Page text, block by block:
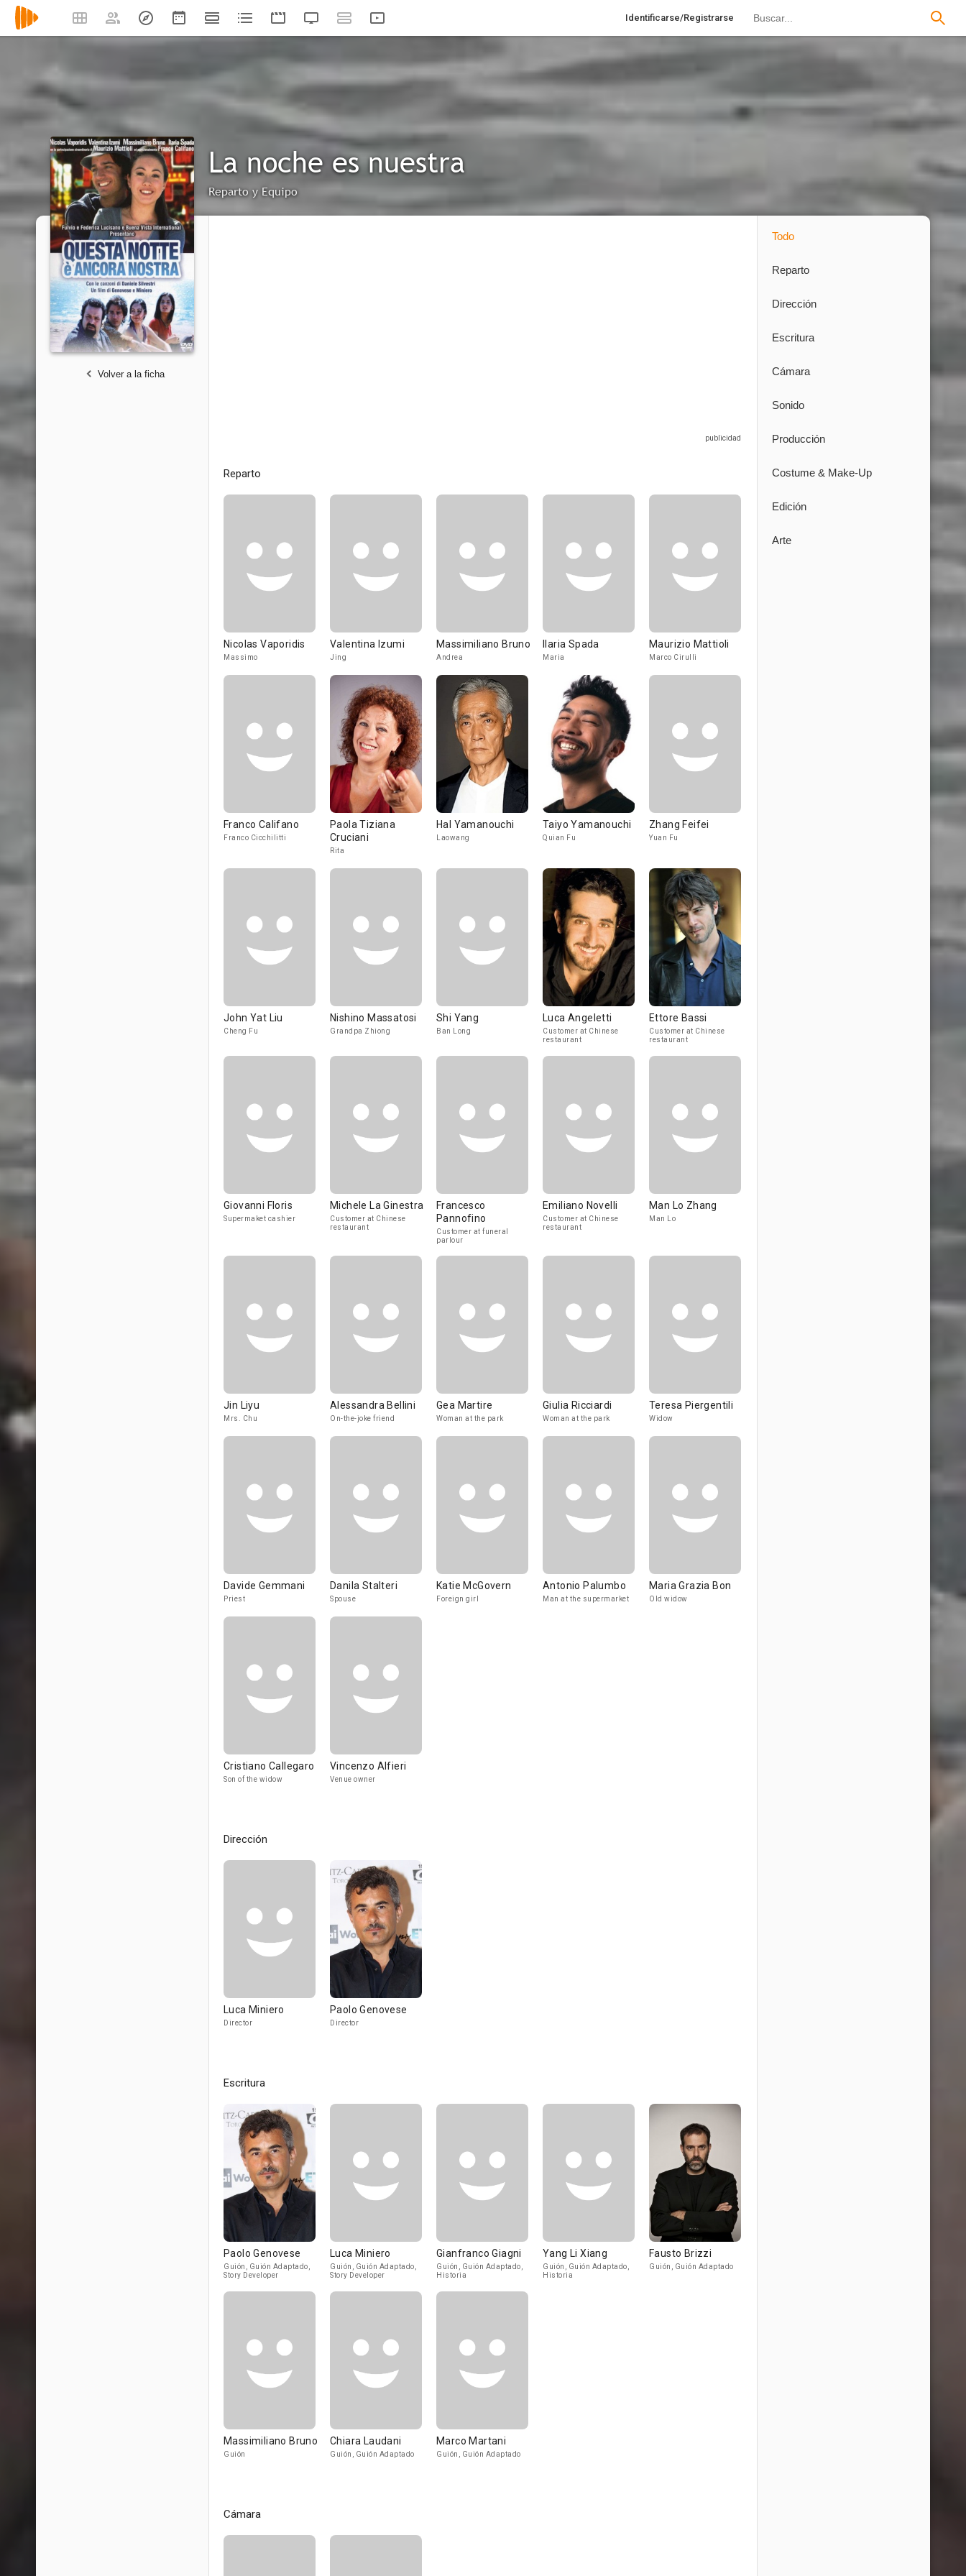
Identificarse/Registrarse
La noche es nuestra
Reparto y Equipo
Volver a la ficha
Reparto
Nicolas Vaporidis
Massimo
Valentina Izumi
Jing
Massimiliano Bruno
Andrea
Ilaria Spada
Maria
Maurizio Mattioli
Marco Cirulli
Franco Califano
Franco Cicchilitti
Paola Tiziana
Cruciani
Rita
Hal Yamanouchi
Laowang
Taiyo Yamanouchi
Quian Fu
Zhang Feifei
Yuan Fu
John Yat Liu
Cheng Fu
Nishino Massatosi
Grandpa Zhiong
Shi Yang
Ban Long
Luca Angeletti
Customer at Chinese
restaurant
Ettore Bassi
Customer at Chinese
restaurant
Giovanni Floris
Supermaket cashier
Michele La Ginestra
Customer at Chinese
restaurant
Francesco
Pannofino
Customer at funeral
parlour
Emiliano Novelli
Customer at Chinese
restaurant
Man Lo Zhang
Man Lo
Jin Liyu
Mrs. Chu
Alessandra Bellini
On-the-joke friend
Gea Martire
Woman at the park
Giulia Ricciardi
Woman at the park
Teresa Piergentili
Widow
Davide Gemmani
Priest
Danila Stalteri
Spouse
Katie McGovern
Foreign girl
Antonio Palumbo
Man at the supermarket
Maria Grazia Bon
Old widow
Cristiano Callegaro
Son of the widow
Vincenzo Alfieri
Venue owner
Dirección
Luca Miniero
Director
Paolo Genovese
Director
Escritura
Paolo Genovese
Guión, Guión Adaptado,
Story Developer
Luca Miniero
Guión, Guión Adaptado,
Story Developer
Gianfranco Giagni
Guión, Guión Adaptado,
Historia
Yang Li Xiang
Guión, Guión Adaptado,
Historia
Fausto Brizzi
Guión, Guión Adaptado
Massimiliano Bruno
Guión
Chiara Laudani
Guión, Guión Adaptado
Marco Martani
Guión, Guión Adaptado
Cámara
Todo
Reparto
Dirección
Escritura
Cámara
Sonido
Producción
Costume & Make-Up
Edición
Arte